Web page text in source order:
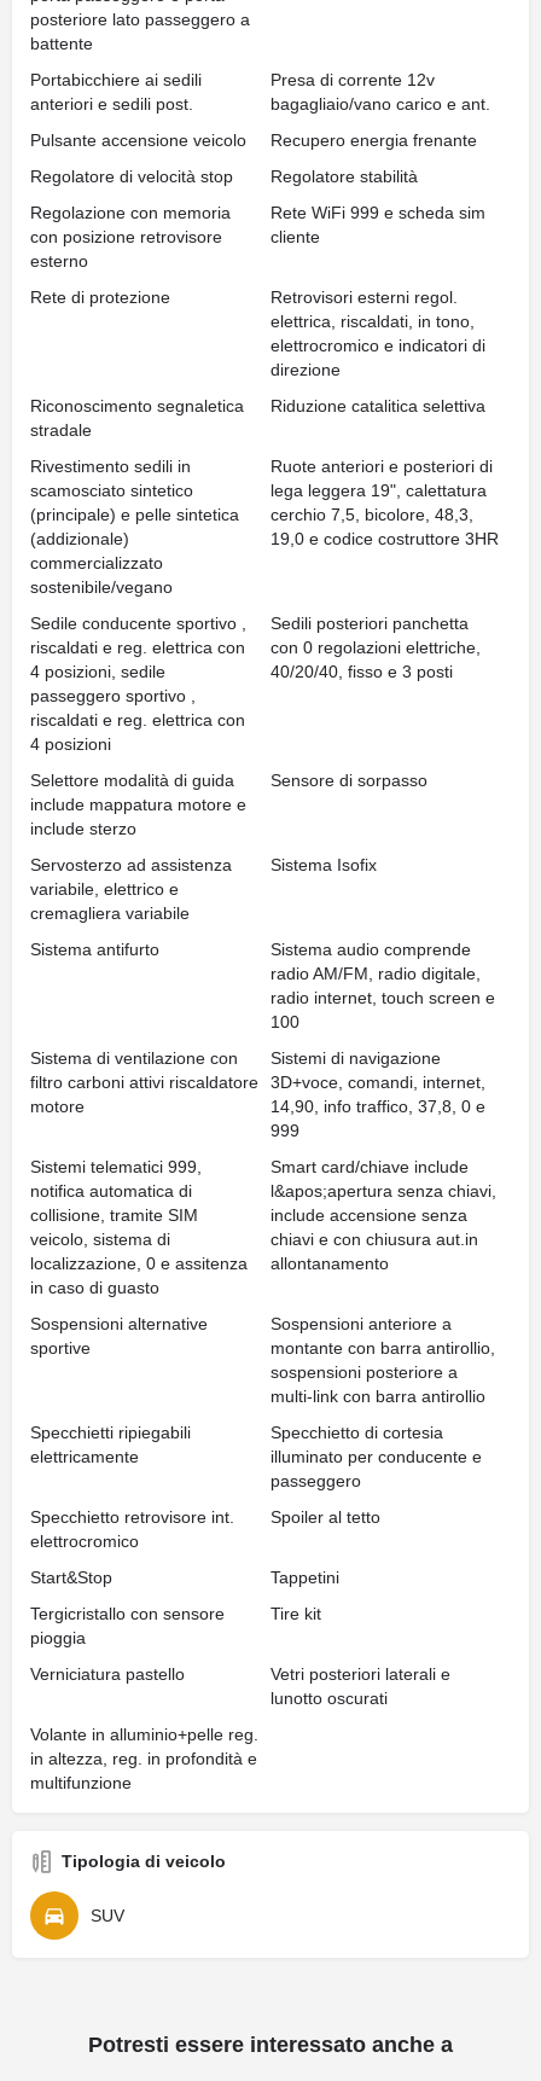
posteriore lato passeggero a
battente
Portabicchiere ai sedili
anteriori e sedili post.
Presa di corrente 12v
bagagliaio/vano carico e ant.
Pulsante accensione veicolo
Recupero energia frenante
Regolatore di velocità stop
Regolatore stabilità
Regolazione con memoria
con posizione retrovisore
esterno
Rete WiFi 999 e scheda sim
cliente
Rete di protezione
Retrovisori esterni regol.
elettrica, riscaldati, in tono,
elettrocromico e indicatori di
direzione
Riconoscimento segnaletica
stradale
Riduzione catalitica selettiva
Rivestimento sedili in
scamosciato sintetico
(principale) e pelle sintetica
(addizionale)
commercializzato
sostenibile/vegano
Ruote anteriori e posteriori di
lega leggera 19", calettatura
cerchio 7,5, bicolore, 48,3,
19,0 e codice costruttore 3HR
Sedile conducente sportivo ,
riscaldati e reg. elettrica con
4 posizioni, sedile
passeggero sportivo ,
riscaldati e reg. elettrica con
4 posizioni
Sedili posteriori panchetta
con 0 regolazioni elettriche,
40/20/40, fisso e 3 posti
Selettore modalità di guida
include mappatura motore e
include sterzo
Sensore di sorpasso
Servosterzo ad assistenza
variabile, elettrico e
cremagliera variabile
Sistema Isofix
Sistema antifurto
Sistema audio comprende
radio AM/FM, radio digitale,
radio internet, touch screen e
100
Sistema di ventilazione con
filtro carboni attivi riscaldatore
motore
Sistemi di navigazione
3D+voce, comandi, internet,
14,90, info traffico, 37,8, 0 e
999
Sistemi telematici 999,
notifica automatica di
collisione, tramite SIM
veicolo, sistema di
localizzazione, 0 e assitenza
in caso di guasto
Smart card/chiave include
l&apos;apertura senza chiavi,
include accensione senza
chiavi e con chiusura aut.in
allontanamento
Sospensioni alternative
sportive
Sospensioni anteriore a
montante con barra antirollio,
sospensioni posteriore a
multi-link con barra antirollio
Specchietti ripiegabili
elettricamente
Specchietto di cortesia
illuminato per conducente e
passeggero
Specchietto retrovisore int.
elettrocromico
Spoiler al tetto
Start&Stop
Tappetini
Tergicristallo con sensore
pioggia
Tire kit
Verniciatura pastello
Vetri posteriori laterali e
lunotto oscurati
Volante in alluminio+pelle reg.
in altezza, reg. in profondità e
multifunzione
Tipologia di veicolo
SUV
Potresti essere interessato anche a